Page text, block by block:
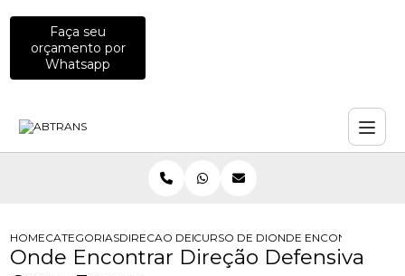
Faça seu
orçamento por
Whatsapp
HOMECATEGORIASDIRECAO DEFENSIVACURSO DE DIRECAO DEFENSIVA
ONDE ENCONTRAR
Onde Encontrar Direção Defensiva